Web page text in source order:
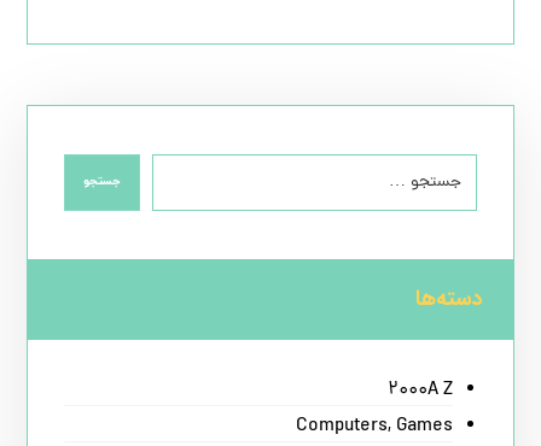
جستجو
دسته‌ها
2000A Z
Computers, Games